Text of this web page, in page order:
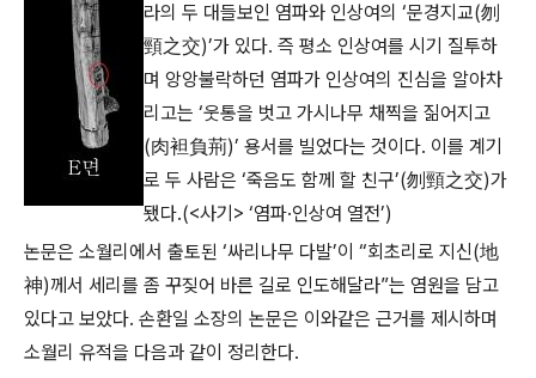
라의 두 대들보인 염파와 인상여의 ‘문경지교(刎
頸之交)’가 있다. 즉 평소 인상여를 시기 질투하
며 앙앙불락하던 염파가 인상여의 진심을 알아차
리고는 ‘웃통을 벗고 가시나무 채찍을 짊어지고
(肉袒負荊)’ 용서를 빌었다는 것이다. 이를 계기
로 두 사람은 ‘죽음도 함께 할 친구’(刎頸之交)가
됐다.(<사기> ‘염파·인상여 열전’)
논문은 소월리에서 출토된 ‘싸리나무 다발’이 “회초리로 지신(地
神)께서 세리를 좀 꾸짖어 바른 길로 인도해달라”는 염원을 담고
있다고 보았다. 손환일 소장의 논문은 이와같은 근거를 제시하며
소월리 유적을 다음과 같이 정리한다.